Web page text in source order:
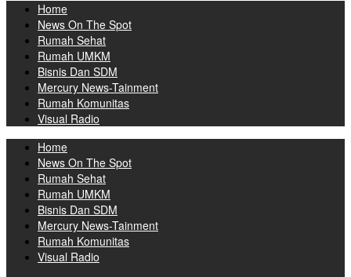
Home
News On The Spot
Rumah Sehat
Rumah UMKM
Bisnis Dan SDM
Mercury News-Tainment
Rumah Komunitas
Visual Radio
Home
News On The Spot
Rumah Sehat
Rumah UMKM
Bisnis Dan SDM
Mercury News-Tainment
Rumah Komunitas
Visual Radio